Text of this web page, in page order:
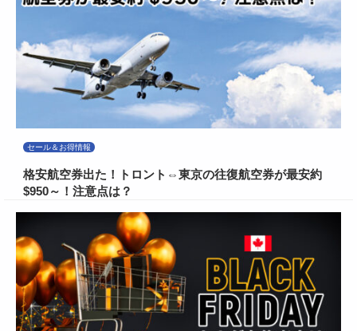
セール＆お得情報
格安航空券出た！トロント⇔東京の往復航空券が最安約
$950～！注意点は？